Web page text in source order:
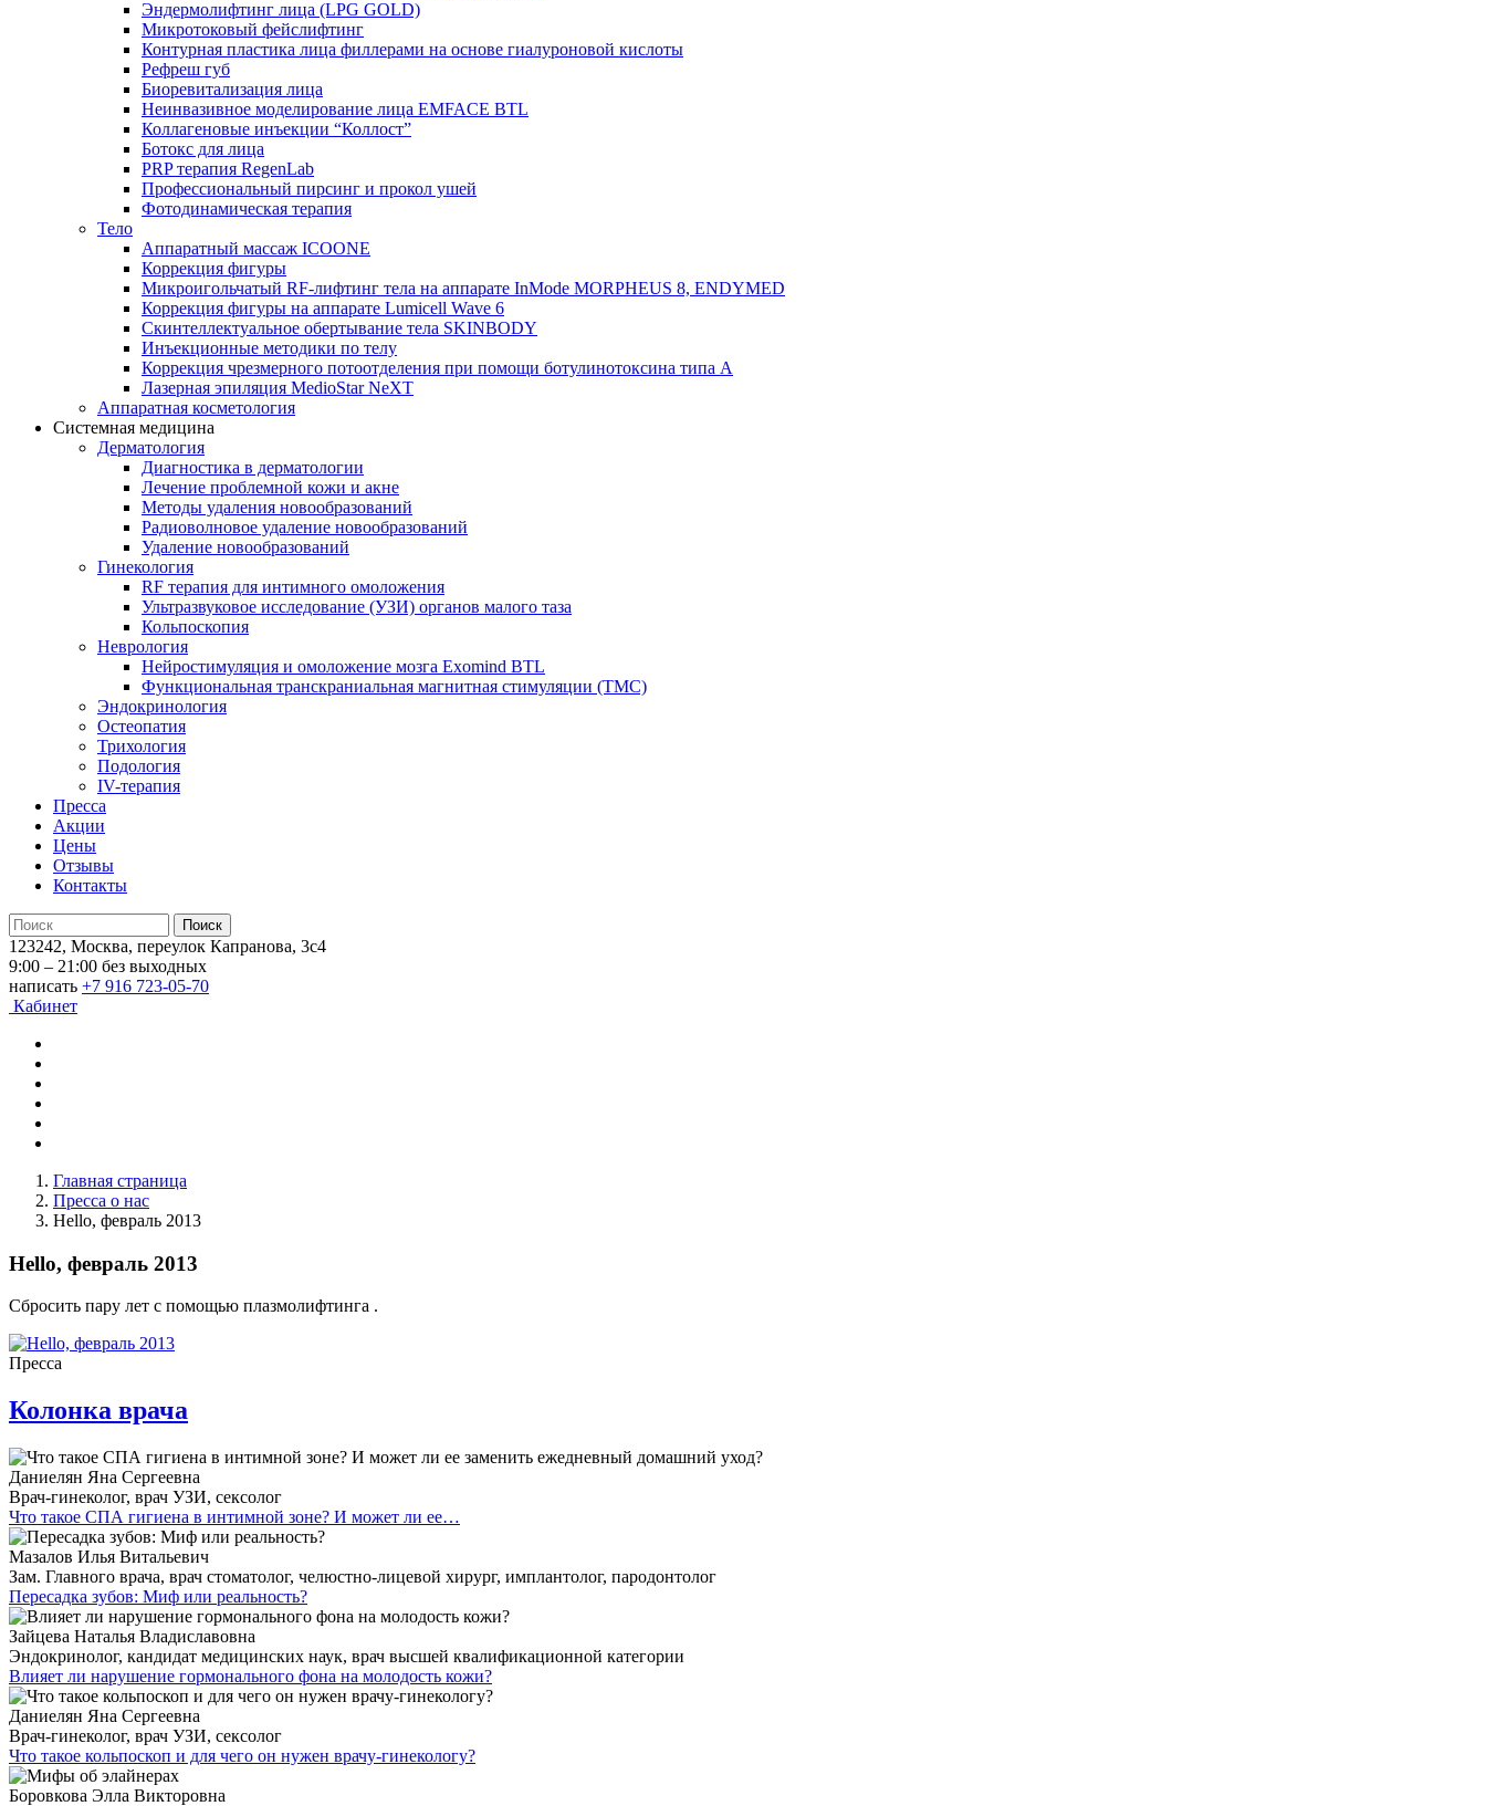
Эндермолифтинг лица (LPG GOLD)
Микротоковый фейслифтинг
Контурная пластика лица филлерами на основе гиалуроновой кислоты
Рефреш губ
Биоревитализация лица
Неинвазивное моделирование лица EMFACE BTL
Коллагеновые инъекции “Коллост”
Ботокс для лица
PRP терапия RegenLab
Профессиональный пирсинг и прокол ушей
Фотодинамическая терапия
Тело
Аппаратный массаж ICOONE
Коррекция фигуры
Микроигольчатый RF-лифтинг тела на аппарате InMode MORPHEUS 8, ENDYMED
Коррекция фигуры на аппарате Lumicell Wave 6
Скинтеллектуальное обертывание тела SKINBODY
Инъекционные методики по телу
Коррекция чрезмерного потоотделения при помощи ботулинотоксина типа А
Лазерная эпиляция MedioStar NeXT
Аппаратная косметология
Системная медицина
Дерматология
Диагностика в дерматологии
Лечение проблемной кожи и акне
Методы удаления новообразований
Радиоволновое удаление новообразований
Удаление новообразований
Гинекология
RF терапия для интимного омоложения
Ультразвуковое исследование (УЗИ) органов малого таза
Кольпоскопия
Неврология
Нейростимуляция и омоложение мозга Exomind BTL
Функциональная транскраниальная магнитная стимуляции (ТМС)
Эндокринология
Остеопатия
Трихология
Подология
IV-терапия
Пресса
Акции
Цены
Отзывы
Контакты
123242, Москва, переулок Капранова, 3с4
9:00 – 21:00 без выходных
написать +7 916 723-05-70
Кабинет
Главная страница
Пресса о нас
Hello, февраль 2013
Hello, февраль 2013
Сбросить пару лет с помощью плазмолифтинга .
Пресса
Колонка врача
Даниелян Яна Сергеевна
Врач-гинеколог, врач УЗИ, сексолог
Что такое СПА гигиена в интимной зоне? И может ли ее…
Мазалов Илья Витальевич
Зам. Главного врача, врач стоматолог, челюстно-лицевой хирург, имплантолог, пародонтолог
Пересадка зубов: Миф или реальность?
Зайцева Наталья Владиславовна
Эндокринолог, кандидат медицинских наук, врач высшей квалификационной категории
Влияет ли нарушение гормонального фона на молодость кожи?
Даниелян Яна Сергеевна
Врач-гинеколог, врач УЗИ, сексолог
Что такое кольпоскоп и для чего он нужен врачу-гинекологу?
Боровкова Элла Викторовна